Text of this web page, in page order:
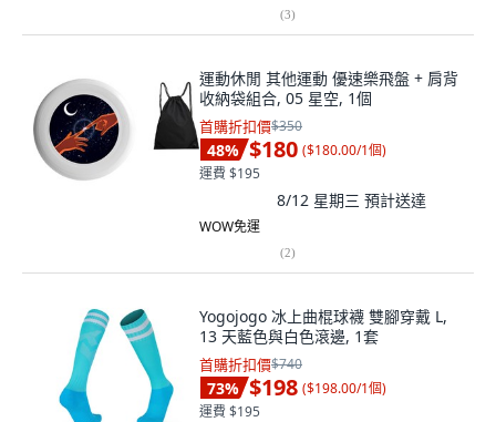
(3)
運動休閒 其他運動 優速樂飛盤 + 肩背
收納袋組合, 05 星空, 1個
首購折扣價$350
48% $180 ($180.00/1個)
運費 $195
8/12 星期三 預計送達
WOW免運
(2)
Yogojogo 冰上曲棍球襪 雙腳穿戴 L,
13 天藍色與白色滾邊, 1套
首購折扣價$740
73% $198 ($198.00/1個)
運費 $195